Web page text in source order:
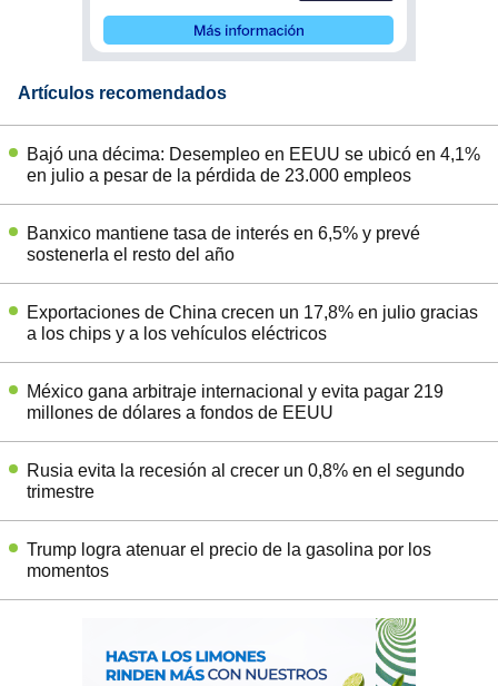
Artículos recomendados
Bajó una décima: Desempleo en EEUU se ubicó en 4,1%
en julio a pesar de la pérdida de 23.000 empleos
Banxico mantiene tasa de interés en 6,5% y prevé
sostenerla el resto del año
Exportaciones de China crecen un 17,8% en julio gracias
a los chips y a los vehículos eléctricos
México gana arbitraje internacional y evita pagar 219
millones de dólares a fondos de EEUU
Rusia evita la recesión al crecer un 0,8% en el segundo
trimestre
Trump logra atenuar el precio de la gasolina por los
momentos